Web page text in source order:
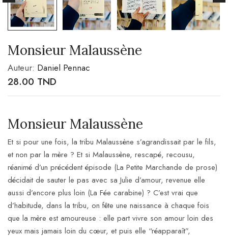
Monsieur Malaussène
Auteur: Daniel Pennac
28.00 TND
Monsieur Malaussène
Et si pour une fois, la tribu Malaussène s’agrandissait par le fils,
et non par la mère ? Et si Malaussène, rescapé, recousu,
réanimé d’un précédent épisode (La Petite Marchande de prose)
décidait de sauter le pas avec sa Julie d’amour, revenue elle
aussi d’encore plus loin (La Fée carabine) ? C’est vrai que
d’habitude, dans la tribu, on fête une naissance à chaque fois
que la mère est amoureuse : elle part vivre son amour loin des
yeux mais jamais loin du cœur, et puis elle “réapparaît”,